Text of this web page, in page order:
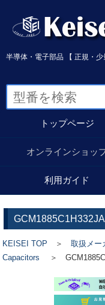
半導体・電子部品 【 正規・
トップページ
オンラインショッ
利用ガイド
KEISEI TOP ＞取扱メー
Capacitors
＞